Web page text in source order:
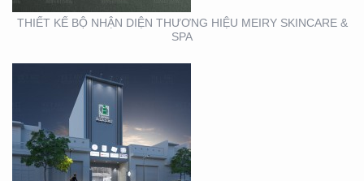
THIẾT KẾ BỘ NHẬN DIỆN THƯƠNG HIỆU MEIRY SKINCARE &
SPA
THIẾT KẾ THI CÔNG
BẢNG HIỆU QUẬN 1